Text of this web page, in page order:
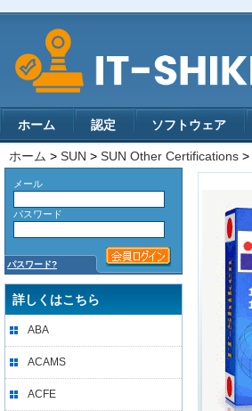
ホーム 認定 ソフトウェア
ホーム > SUN > SUN Other Certifications >
メール
パスワード
パスワード?
詳しくはこちら
ABA
ACAMS
ACFE